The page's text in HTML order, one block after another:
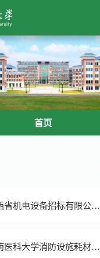
首页
省机电设备招标有限公司
赣南医科大学消防设施耗
医科大学消防设施耗材供